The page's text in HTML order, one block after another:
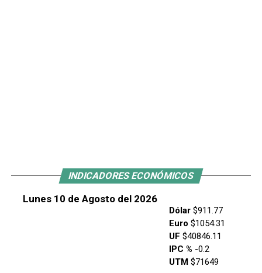
INDICADORES ECONÓMICOS
Lunes 10 de Agosto del 2026
Dólar$911.77
Euro $1054.31
UF $40846.11
IPC % -0.2
UTM$71649